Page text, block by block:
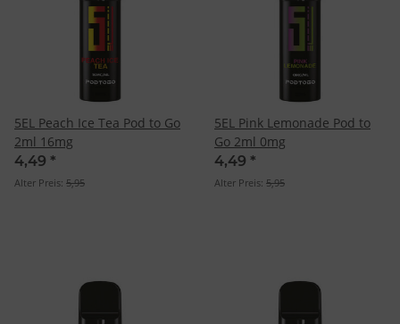
5EL Peach Ice Tea Pod to Go
2ml 16mg
4,49 *
Alter Preis: 5,95
5EL Pink Lemonade Pod to
Go 2ml 0mg
4,49 *
Alter Preis: 5,95